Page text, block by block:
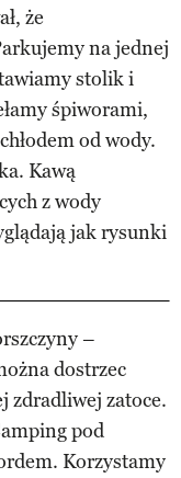
że
na jednej
stolik i
śpiworami,
od wody.
Kawą
z wody
jak rysunki
–
dostrzec
zdradliwej zatoce.
pod
Korzystamy